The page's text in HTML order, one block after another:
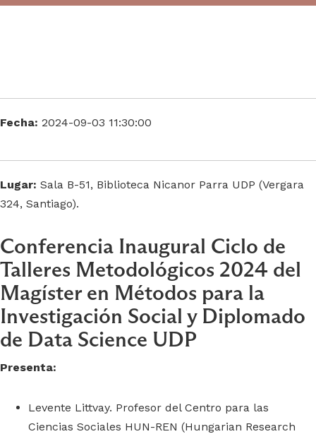
Fecha: 2024-09-03 11:30:00
Lugar: Sala B-51, Biblioteca Nicanor Parra UDP (Vergara
324, Santiago).
Conferencia Inaugural Ciclo de
Talleres Metodológicos 2024 del
Magíster en Métodos para la
Investigación Social y Diplomado
de Data Science UDP
Presenta:
Levente Littvay. Profesor del Centro para las
Ciencias Sociales HUN-REN (Hungarian Research